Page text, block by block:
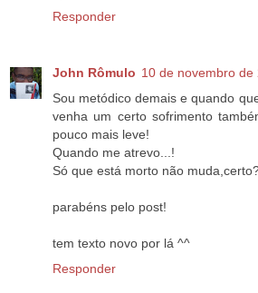
Responder
John Rômulo 10 de novembro de
Sou metódico demais e quando
venha um certo sofrimento
pouco mais leve!
Quando me atrevo...!
Só que está morto não
parabéns pelo post!
tem texto novo por lá ^^
Responder